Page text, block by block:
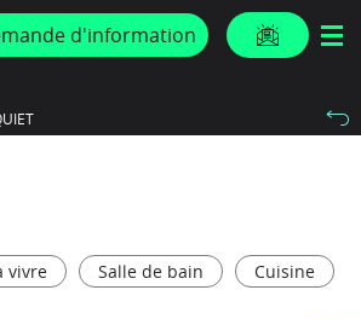
d'information
vivre
Salle de bain Cuisine